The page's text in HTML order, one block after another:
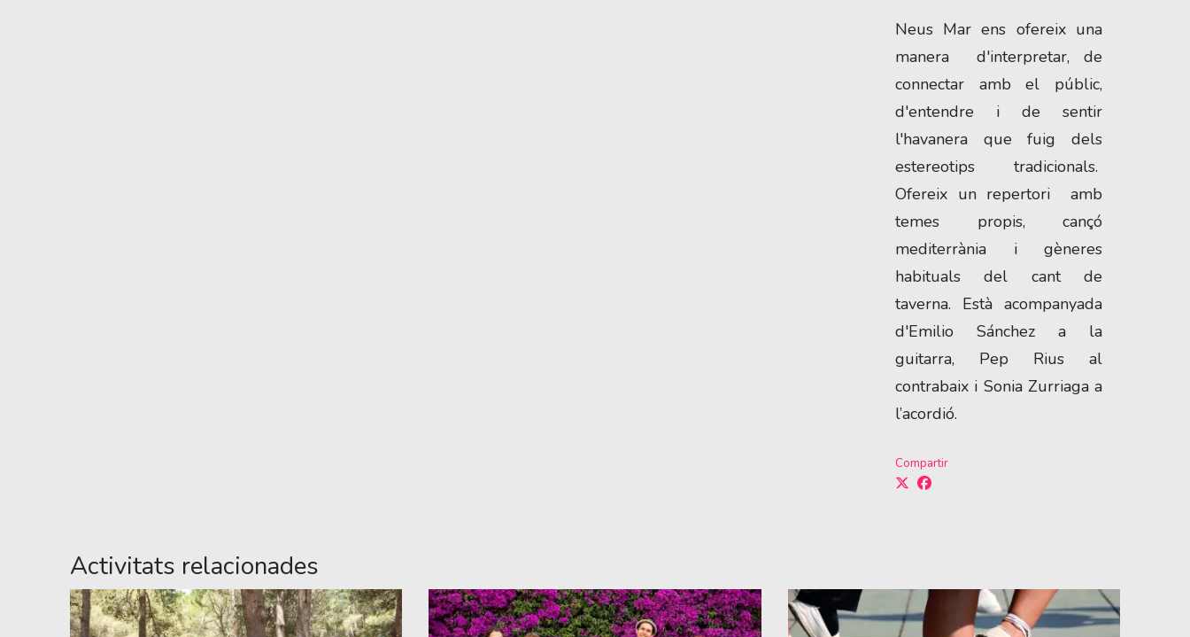
Neus Mar ens ofereix una
manera d'interpretar, de
connectar amb el públic,
d'entendre i de sentir
l'havanera que fuig dels
estereotips tradicionals.
Ofereix un repertori amb
temes propis, cançó
mediterrània i gèneres
habituals del cant de
taverna. Està acompanyada
d'Emilio Sánchez a la
guitarra, Pep Rius al
contrabaix i Sonia Zurriaga a
l’acordió.
Compartir
Activitats relacionades